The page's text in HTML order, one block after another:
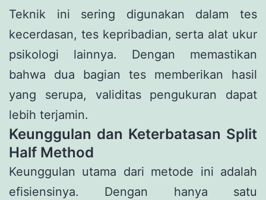
Teknik ini sering digunakan dalam tes
kecerdasan, tes kepribadian, serta alat ukur
psikologi lainnya. Dengan memastikan
bahwa dua bagian tes memberikan hasil
yang serupa, validitas pengukuran dapat
lebih terjamin.
Keunggulan dan Keterbatasan Split
Half Method
Keunggulan utama dari metode ini adalah
efisiensinya. Dengan hanya satu